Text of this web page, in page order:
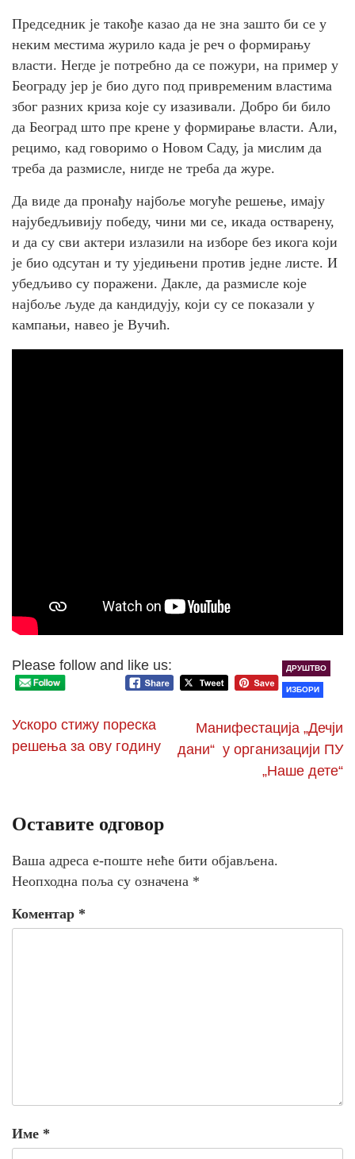
Председник је такође казао да не зна зашто би се у
неким местима журило када је реч о формирању
власти. Негде је потребно да се пожури, на пример у
Београду јер је био дуго под привременим властима
због разних криза које су изазивали. Добро би било
да Београд што пре крене у формирање власти. Али,
рецимо, кад говоримо о Новом Саду, ја мислим да
треба да размисле, нигде не треба да журе.
Да виде да пронађу најбоље могуће решење, имају
најубедљивију победу, чини ми се, икада остварену,
и да су сви актери излазили на изборе без икога који
је био одсутан и ту уједињени против једне листе. И
убедљиво су поражени. Дакле, да размисле које
најбоље људе да кандидују, који су се показали у
кампањи, навео је Вучић.
Please follow and like us: ДРУШТВО
ИЗБОРИ
Ускоро стижу пореска
решења за ову годину
Манифестација „Дечји
дани“ у организацији ПУ
„Наше дете“
Оставите одговор
Ваша адреса е-поште неће бити објављена.
Неопходна поља су означена *
Коментар *
Име *